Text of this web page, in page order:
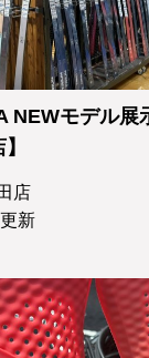
NEWモデル展
店
新